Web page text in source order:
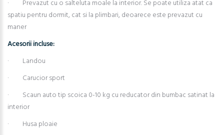
· Prevazut cu o salteluta moale la interior. Se poate utiliza atat ca
spatiu pentru dormit, cat si la plimbari, deoarece este prevazut cu
maner
Acesorii incluse:
· Landou
· Carucior sport
· Scaun auto tip scoica 0-10 kg cu reducator din bumbac satinat la
interior
· Husa ploaie